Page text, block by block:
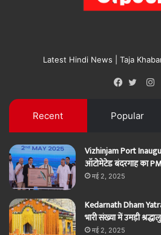
Latest Hindi News | Taja
Recent Popular
Vizhinjam Port
ऑटोमेटेड बंदरगाह का
मई 2, 2025
Kedarnath Dham
भारी संख्या में उमड़ी
मई 2, 2025